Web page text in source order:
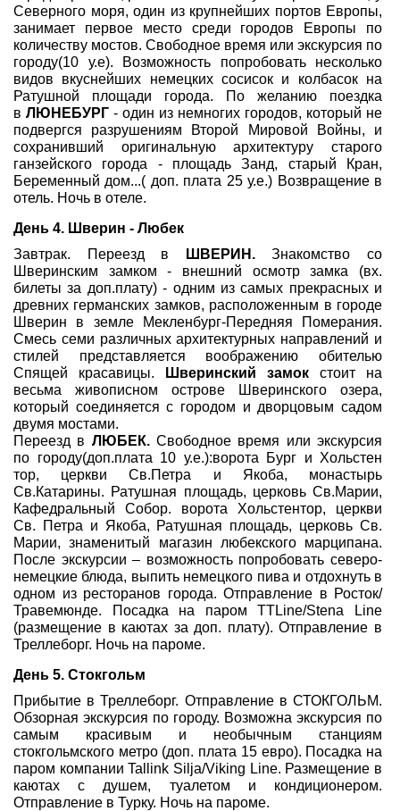
Северного моря, один из крупнейших портов Европы,
занимает первое место среди городов Европы по
количеству мостов. Свободное время или экскурсия по
городу(10 у.е). Возможность попробовать несколько
видов вкуснейших немецких сосисок и колбасок на
Ратушной площади города. По желанию поездка
в ЛЮНЕБУРГ - один из немногих городов, который не
подвергся разрушениям Второй Мировой Войны, и
сохранивший оригинальную архитектуру старого
ганзейского города - площадь Занд, старый Кран,
Беременный дом...( доп. плата 25 у.е.) Возвращение в
отель. Ночь в отеле.
День 4. Шверин - Любек
Завтрак. Переезд в
ШВЕРИН.Знакомство со
Шверинским замком - внешний осмотр замка (вх.
билеты за доп.плату) - одним из самых прекрасных и
древних германских замков, расположенным в городе
Шверин в земле Мекленбург-Передняя Померания.
Смесь семи различных архитектурных направлений и
стилей представляется воображению обителью
Спящей красавицы.
Шверинский замок стоит на
весьма живописном острове Шверинского озера,
который соединяется с городом и дворцовым садом
двумя мостами.
Переезд в ЛЮБЕК.Свободное время или экскурсия
по городу(доп.плата 10 у.е.):ворота Бург и Хольстен
тор, церкви Св.Петра и Якоба, монастырь
Св.Катарины. Ратушная площадь, церковь Св.Марии,
Кафедральный Собор. ворота Хольстентор, церкви
Св. Петра и Якоба, Ратушная площадь, церковь Св.
Марии, знаменитый магазин любекского марципана.
После экскурсии – возможность попробовать северо-
немецкие блюда, выпить немецкого пива и отдохнуть в
одном из ресторанов города. Отправление в Росток/
Травемюнде. Посадка на паром TTLine/Stena Line
(размещение в каютах за доп. плату). Отправление в
Треллеборг. Ночь на пароме.
День 5. Стокгольм
Прибытие в Треллеборг. Отправление в СТОКГОЛЬМ.
Обзорная экскурсия по городу. Возможна экскурсия по
самым красивым и необычным станциям
стокгольмского метро (доп. плата 15 евро). Посадка на
паром компании Tallink Silja/Viking Line. Размещение в
каютах с душем, туалетом и кондиционером.
Отправление в Турку. Ночь на пароме.